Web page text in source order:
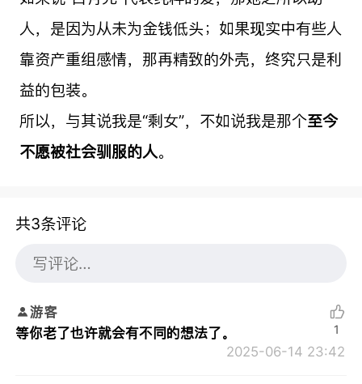
人，是因为从未为金钱低头；如果现实中有些人
靠资产重组感情，那再精致的外壳，终究只是利
益的包装。
所以，与其说我是“剩女”，不如说我是那个至今
不愿被社会驯服的人。
共3条评论
游客
等你老了也许就会有不同的想法了。
2025-06-14 23:42
1